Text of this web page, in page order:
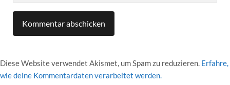
Diese Website verwendet Akismet, um Spam zu reduzieren. Erfahre,
wie deine Kommentardaten verarbeitet werden.